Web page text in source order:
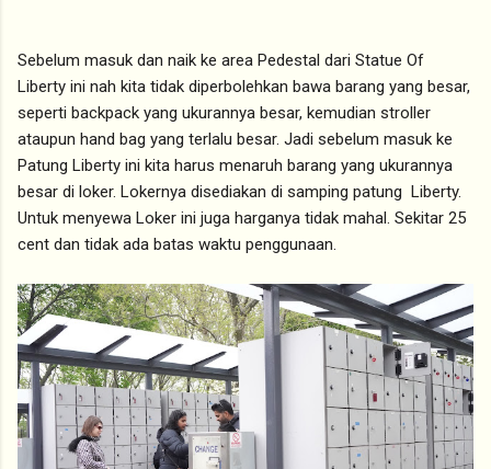
Sebelum masuk dan naik ke area Pedestal dari Statue Of
Liberty ini nah kita tidak diperbolehkan bawa barang yang besar,
seperti backpack yang ukurannya besar, kemudian stroller
ataupun hand bag yang terlalu besar. Jadi sebelum masuk ke
Patung Liberty ini kita harus menaruh barang yang ukurannya
besar di loker. Lokernya disediakan di samping patung Liberty.
Untuk menyewa Loker ini juga harganya tidak mahal. Sekitar 25
cent dan tidak ada batas waktu penggunaan.